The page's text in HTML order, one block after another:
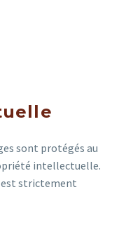
sont protégés au
intellectuelle.
strictement